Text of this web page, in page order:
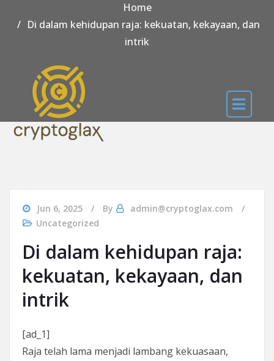
Home
Di dalam kehidupan raja: kekuatan, kekayaan, dan
intrik
Jun 6, 2025 By
admin@cryptoglax.com
Uncategorized
Di dalam kehidupan raja:
kekuatan, kekayaan, dan
intrik
[ad_1]
Raja telah lama menjadi lambang kekuasaan,